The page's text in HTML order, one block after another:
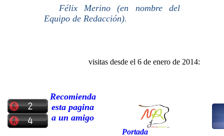
Félix Merino (en nombre del
Equipo de Redacción).
visitas desde el 6 de enero de 2014:
Recomienda
esta pagina
a un amigo
Portada